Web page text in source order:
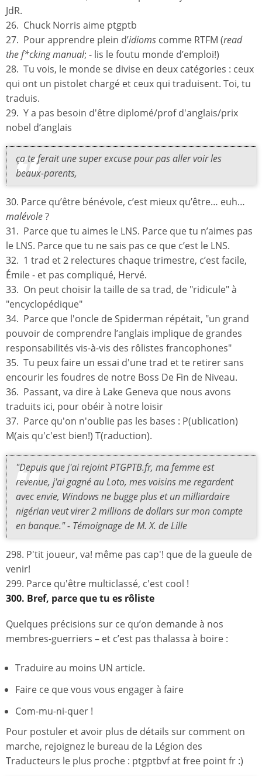
JdR.
26. Chuck Norris aime ptgptb
27. Pour apprendre plein d’idioms comme RTFM (read
the f*cking manual; - lis le foutu monde d’emploi!)
28. Tu vois, le monde se divise en deux catégories : ceux
qui ont un pistolet chargé et ceux qui traduisent. Toi, tu
traduis.
29. Y a pas besoin d'être diplomé/prof d'anglais/prix
nobel d’anglais
ça te ferait une super excuse pour pas aller voir les
beaux-parents,
30. Parce qu’être bénévole, c’est mieux qu’être… euh…
malévole?
31. Parce que tu aimes le LNS. Parce que tu n’aimes pas
le LNS. Parce que tu ne sais pas ce que c’est le LNS.
32. 1 trad et 2 relectures chaque trimestre, c’est facile,
Émile - et pas compliqué, Hervé.
33. On peut choisir la taille de sa trad, de "ridicule" à
"encyclopédique"
34. Parce que l'oncle de Spiderman répétait, "un grand
pouvoir de comprendre l’anglais implique de grandes
responsabilités vis-à-vis des rôlistes francophones"
35. Tu peux faire un essai d'une trad et te retirer sans
encourir les foudres de notre Boss De Fin de Niveau.
36. Passant, va dire à Lake Geneva que nous avons
traduits ici, pour obéir à notre loisir
37. Parce qu'on n'oublie pas les bases : P(ublication)
M(ais qu'c'est bien!) T(raduction).
"Depuis que j'ai rejoint PTGPTB.fr, ma femme est
revenue, j'ai gagné au Loto, mes voisins me regardent
avec envie, Windows ne bugge plus et un milliardaire
nigérian veut virer 2 millions de dollars sur mon compte
en banque." - Témoignage de M. X. de Lille
298. P'tit joueur, va! même pas cap'! que de la gueule de
venir!
299. Parce qu'être multiclassé, c'est cool !
300. Bref, parce que tu es rôliste
Quelques précisions sur ce qu’on demande à nos
membres-guerriers – et c’est pas thalassa à boire :
Traduire au moins UN article.
Faire ce que vous vous engager à faire
Com-mu-ni-quer !
Pour postuler et avoir plus de détails sur comment on
marche, rejoignez le bureau de la Légion des
Traducteurs le plus proche : ptgptbvf at free point fr :)